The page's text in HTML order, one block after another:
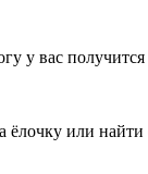
у вас
или найти